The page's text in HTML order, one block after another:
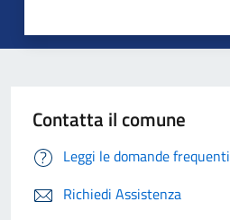
Contatta il comune
Leggi le domande frequenti
Richiedi Assistenza